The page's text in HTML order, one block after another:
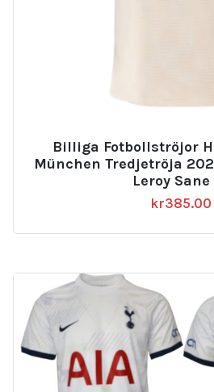
Billiga Fotbollströjor
München Tredjetröja
Leroy Sane
kr385.00